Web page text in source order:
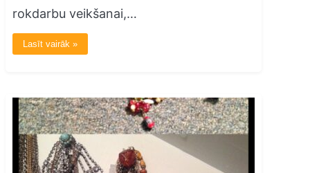
rokdarbu veikšanai,…
Lasīt vairāk »